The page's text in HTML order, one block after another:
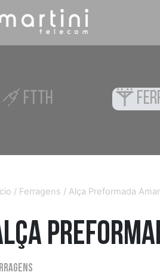
FTTH
/ Ferragens / Alça Preformada